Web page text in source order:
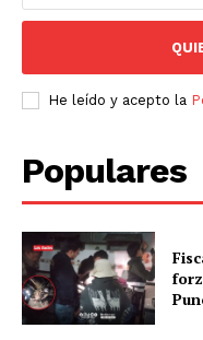
He leído y acepto la
Populares